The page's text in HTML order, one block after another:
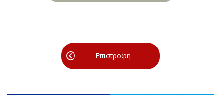
Επιστροφή